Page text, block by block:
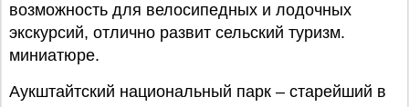
возможность для велосипедных и лодочных
экскурсий, отлично развит сельский туризм.
миниатюре.
Аукштайтский национальный парк – старейший в